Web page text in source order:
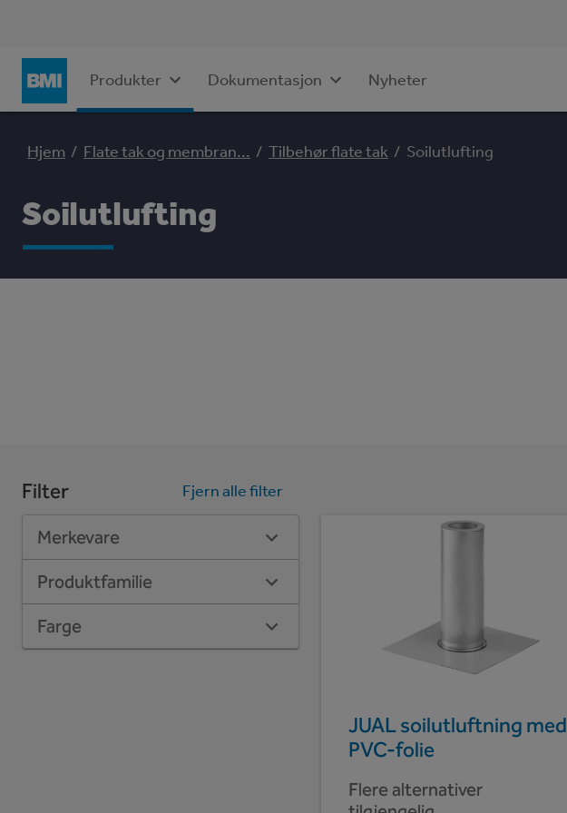
Produkter Dokumentasjon Nyheter
Hjem / Flate tak og membran... / Tilbehør flate tak / Soilutlufting
Soilutlufting
Filter Fjern alle filter
Merkevare
Produktfamilie
Farge
JUAL soilutluftning med
PVC-folie
Flere alternativer